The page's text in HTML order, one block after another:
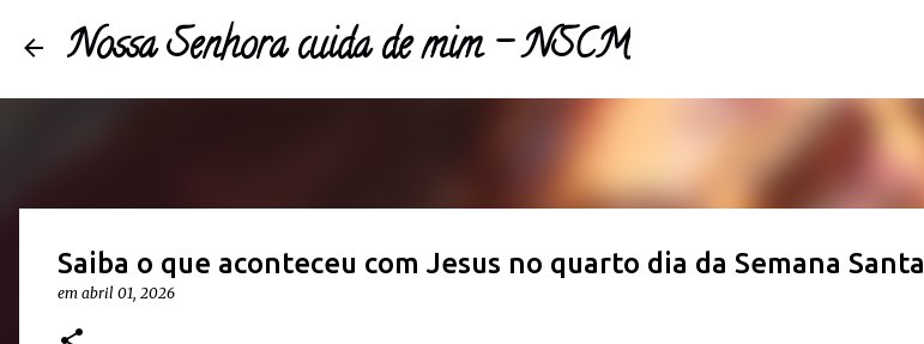
Nossa Senhora cuida de mim - NSCM
Saiba o que aconteceu com Jesus no quarto dia da Semana Santa
em abril 01, 2026